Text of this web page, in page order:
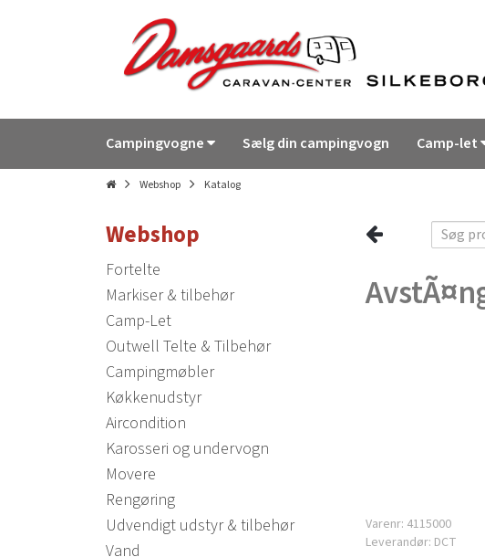
Campingvogne Sælg din campingvogn Camp-let
Webshop Katalog
Webshop
Fortelte
Markiser & tilbehør
Camp-Let
Outwell Telte & Tilbehør
Campingmøbler
Køkkenudstyr
Aircondition
Karosseri og undervogn
Movere
Rengøring
Udvendigt udstyr & tilbehør
Vand
Varenr: 4115000
Leverandør: DCT